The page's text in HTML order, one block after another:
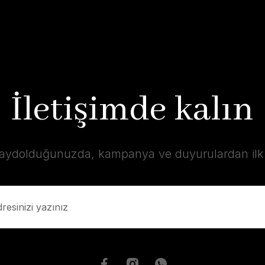
İletişimde kalın
kampanya ve duyurulardan